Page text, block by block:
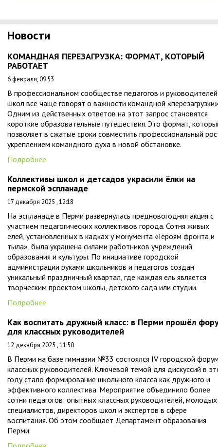
Новости
КОМАНДНАЯ ПЕРЕЗАГРУЗКА: ФОРМАТ, КОТОРЫЙ
РАБОТАЕТ
6 февраля, 09:53
В профессиональном сообществе педагогов и руководителей
школ всё чаще говорят о важности командной
Одним из действенных ответов на этот запрос становятся
короткие образовательные путешествия. Это формат,
позволяет в сжатые сроки совместить профессиональный
укреплением командного духа в новой обстановке.
Подробнее
Коллективы школ и детсадов украсили ёлки на
пермской эспланаде
17 декабря 2025 , 12:18
На эспланаде в Перми развернулась предновогодняя акция с
участием педагогических коллективов города. Сотня живых
елей, установленных в кадках у монумента «Героям фронта и
тыла», была украшена силами работников учреждений
образования и культуры. По инициативе городской
администрации руками школьников и педагогов создан
уникальный праздничный квартал, где каждая ель является
творческим проектом школы, детского сада или студии.
Подробнее
Как воспитать дружный класс: в Перми прошёл
для классных руководителей
12 декабря 2025 , 11:50
В Перми на базе гимназии №33 состоялся IV городской
классных руководителей. Ключевой темой для дискуссий в
году стало формирование школьного класса как дружного и
эффективного коллектива. Мероприятие объединило более
сотни педагогов: опытных классных руководителей, молодых
специалистов, директоров школ и экспертов в сфере
воспитания. Об этом сообщает Департамент образования
Перми.